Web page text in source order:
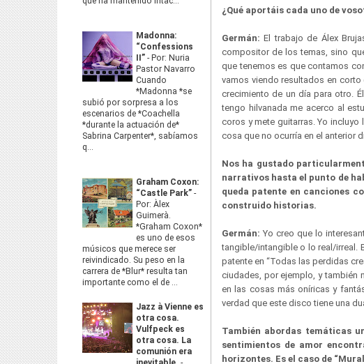
Madonna:
“Confessions
II” - Por: Nuria
Pastor Navarro
Cuando
*Madonna *se
subió por sorpresa a los
escenarios de *Coachella
*durante la actuación de*
Sabrina Carpenter*, sabíamos
q...
Graham Coxon:
“Castle Park” -
Por: Àlex
Guimerà.
*Graham Coxon*
es uno de esos
músicos que merece ser
reivindicado. Su peso en la
carrera de *Blur* resulta tan
importante como el de ...
Jazz à Vienne es
otra cosa.
Vulfpeck es
otra cosa. La
comunión era
¿Qué aportáis cada uno de
Germán: El trabajo de Álex
compositor de los temas, sino
que tenemos es que contamos
vamos viendo resultados en corto
crecimiento de un día para otro.
tengo hilvanada me acerco al
coros y mete guitarras. Yo
cosa que no ocurría en el anterior
Nos ha gustado
narrativos hasta el punto de
queda patente en canciones
construido historias.
Germán: Yo creo que lo
tangible/intangible o lo real/irreal.
patente en “Todas las perdidas
ciudades, por ejemplo, y también
en las cosas más oníricas y
verdad que este disco tiene una
También abordas temáticas
sentimientos de amor
horizontes. Es el caso de